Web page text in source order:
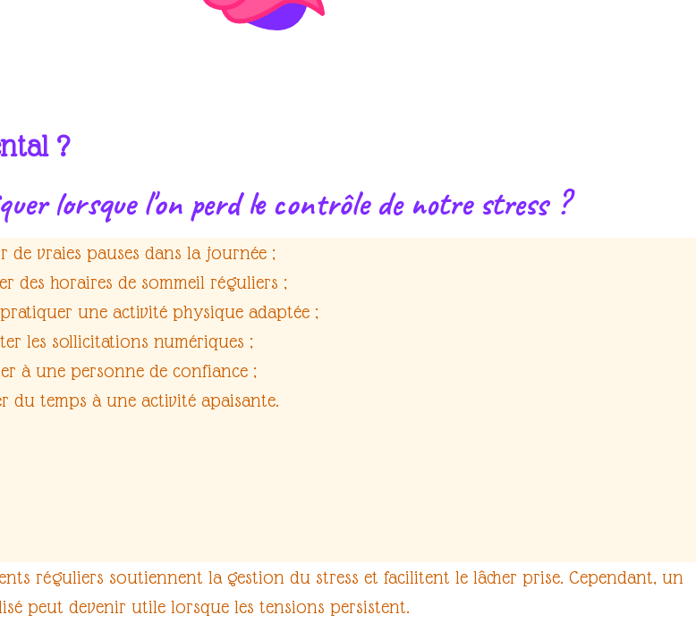
?
lorsque l'on perd le contrôle de notre stress ?
de vraies pauses dans la journée ;
des horaires de sommeil réguliers ;
une activité physique adaptée ;
les sollicitations numériques ;
à une personne de confiance ;
du temps à une activité apaisante.
réguliers soutiennent la gestion du stress et facilitent le lâcher prise. Cependant, un
peut devenir utile lorsque les tensions persistent.